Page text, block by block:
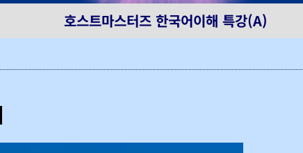
호스트마스터즈 한국어이해 특강(A)